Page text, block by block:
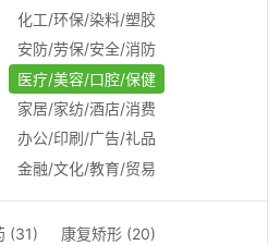
化工/环保/染料/塑胶
安防/劳保/安全/消防
医疗/美容/口腔/保健
家居/家纺/酒店/消费
办公/印刷/广告/礼品
金融/文化/教育/贸易
(31)
康复矫形 (20)